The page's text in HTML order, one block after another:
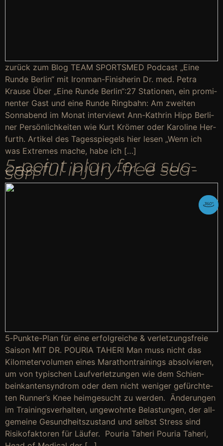
zurück zum Blog TEAM SPORTS­MED Pod­cast „Eine
Run­de Ber­lin“ mit Iron­man-Finis­he­rin Dr. med. Petra
Krau­se Über „Eine Run­de Berlin“:27 Sta­tio­nen, ein pro­mi­
nen­ter Gast und eine Run­de Ring­bahn: Am zwei­ten
Sonn­abend im Monat inter­viewt Ann-Kath­rin Hipp Ber­li­
ner Per­sön­lich­kei­ten wie Kurt Krö­mer oder Karo­li­ne Her­
furth. Arti­kel des Tages­spie­gels hier lesen „Wenn ich
was Extre­mes mache, habe ich […]
5‑point plan for a suc­
cessful inju­ry-free sea­
son
5‑Punk­te-Plan für eine erfolg­rei­che & ver­let­zungs­freie
Sai­son MIT DR. POU­RIA TAHE­RI Man muss nicht das
Kilo­me­ter­vo­lu­men eines Mara­thon­trai­nings absol­vie­ren,
um von typi­schen Lauf­ver­let­zun­gen wie dem Schien­
bein­kan­ten­syn­drom oder dem nicht weni­ger gefürch­te­
ten Runner’s Knee heim­ge­sucht zu wer­den. Ände­run­gen
im Trai­nings­ver­hal­ten, unge­wohn­te Belas­tun­gen, der all­
ge­mei­ne Gesund­heits­zu­stand und selbst Stress sind
Risi­ko­fak­to­ren für Läu­fer. Pou­ria Tahe­ri Pou­ria Tahe­ri,